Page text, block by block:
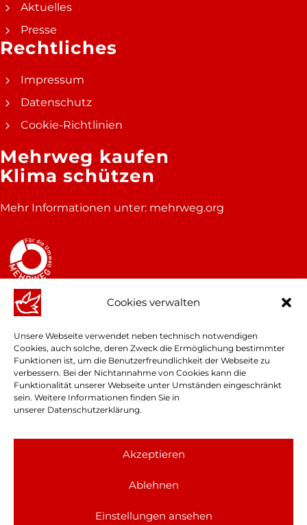
Cookies verwalten
Unsere Webseite verwendet neben technisch notwendigen
Cookies, auch solche, deren Zweck die Ermöglichung bestimmter
Funktionen ist, um die Benutzerfreundlichkeit der Webseite zu
verbessern. Bei der Nichtannahme von Cookies kann die
Funktionalität unserer Webseite unter Umständen eingeschränkt
sein. Weitere Informationen finden Sie in
unserer Datenschutzerklärung.
Akzeptieren
Ablehnen
Einstellungen ansehen
Aktuelles
Presse
Rechtliches
Impressum
Datenschutz
Cookie-Richtlinien
Mehrweg kaufen
Klima schützen
Mehr Informationen unter: mehrweg.org
welches nicht der Benachteiligung des weiblichen oder nicht-